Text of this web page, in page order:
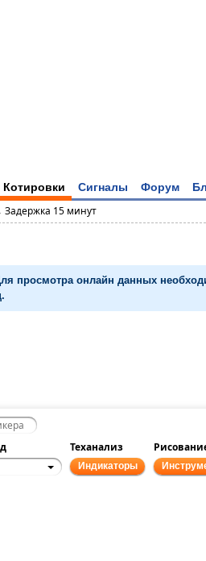
Котировки Сигналы Форум
Задержка 15 минут
просмотра онлайн данных
Теханализ
Индикаторы